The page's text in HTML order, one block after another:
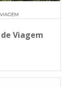
Viagem